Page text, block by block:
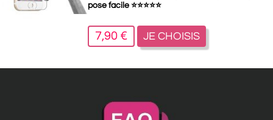
pose facile ⭐⭐⭐⭐⭐
7,90 € JE CHOISIS